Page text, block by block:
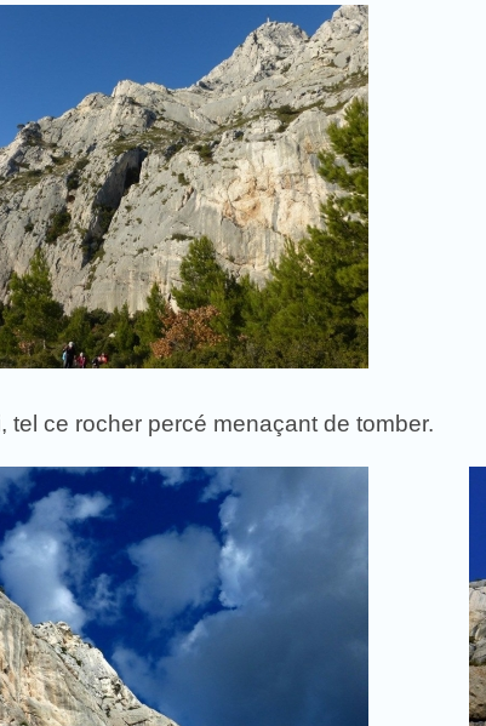
tel ce rocher percé menaçant de tomber.